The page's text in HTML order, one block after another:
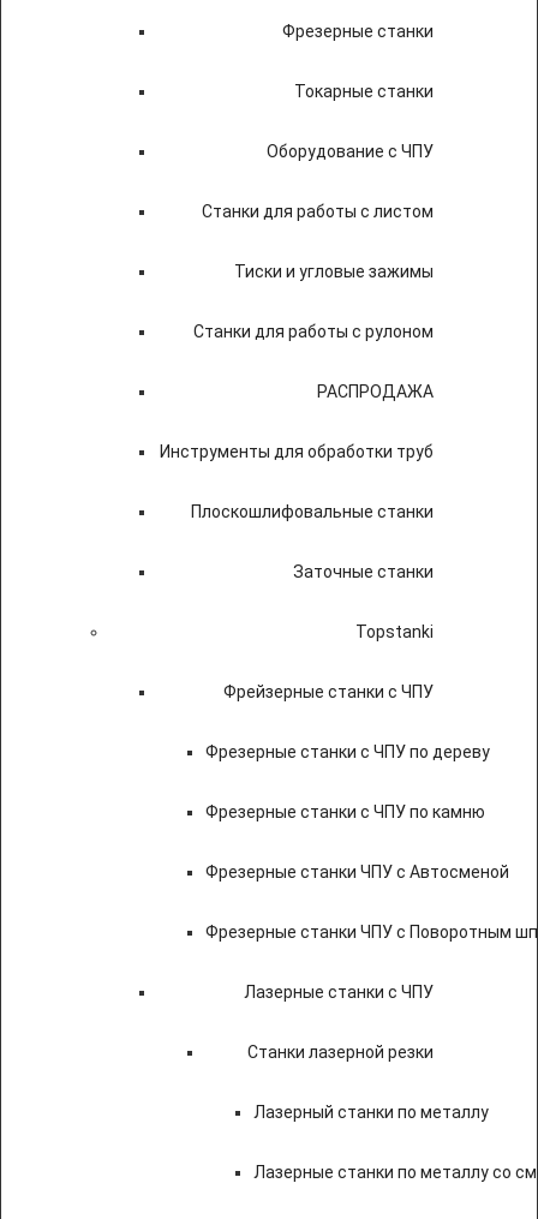
Фрезерные станки
Токарные станки
Оборудование с ЧПУ
Станки для работы с листом
Тиски и угловые зажимы
Станки для работы с рулоном
РАСПРОДАЖА
Инструменты для обработки труб
Плоскошлифовальные станки
Заточные станки
Topstanki
Фрейзерные станки с ЧПУ
Фрезерные станки с ЧПУ по дереву
Фрезерные станки с ЧПУ по камню
Фрезерные станки ЧПУ с Автосменой
Фрезерные станки ЧПУ с Поворотным
Лазерные станки с ЧПУ
Станки лазерной резки
Лазерный станки по металлу
Лазерные станки по металлу со